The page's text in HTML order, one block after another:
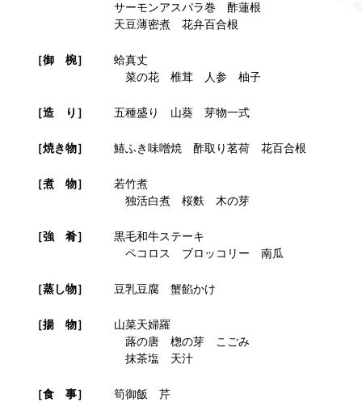
サーモンアスパラ巻 酢蓮根
天豆薄密煮 花弁百合根
［御 椀］
蛤真丈
菜の花 椎茸 人参 柚子
［造 り］ 五種盛り 山葵 芽物一式
［焼き物］ 鰆ふき味噌焼 酢取り茗荷 花百合根
［煮 物］
若竹煮
独活白煮 桜麩 木の芽
［強 肴］
黒毛和牛ステーキ
ペコロス ブロッコリー 南瓜
［蒸し物］ 豆乳豆腐 蟹餡かけ
［揚 物］
山菜天婦羅
蕗の唐 楤の芽 こごみ
抹茶塩 天汁
［食 事］ 筍御飯 芹